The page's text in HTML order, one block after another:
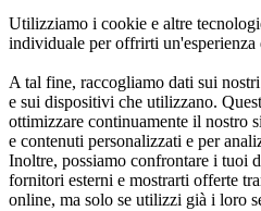
Utilizziamo i cookie e altre
individuale per offrirti un'esperienza
A tal fine, raccogliamo dati sui
e sui dispositivi che utilizzano.
ottimizzare continuamente il nostro
e contenuti personalizzati e per
Inoltre, possiamo confrontare i tuoi
fornitori esterni e mostrarti offerte
online, ma solo se utilizzi già i loro